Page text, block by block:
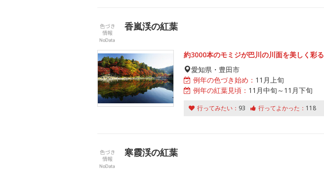
香嵐渓の紅葉
約3000本のモミジが巴川の川面を美しく彩る
愛知県・豊田市
例年の色づき始め： 11月上旬
例年の紅葉見頃： 11月中旬～11月下旬
行ってみたい： 93 行ってよかった： 118
寒霞渓の紅葉